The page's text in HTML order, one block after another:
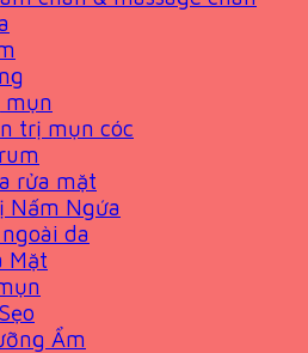
trị mụn cóc
rửa mặt
Nấm Ngứa
da
Mặt
Ẩm